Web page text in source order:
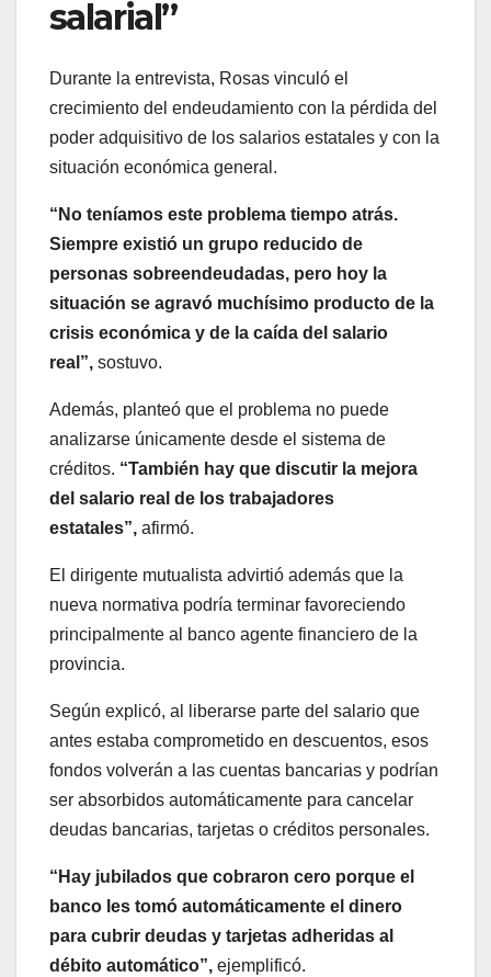
salarial”
Durante la entrevista, Rosas vinculó el
crecimiento del endeudamiento con la pérdida del
poder adquisitivo de los salarios estatales y con la
situación económica general.
“No teníamos este problema tiempo atrás.
Siempre existió un grupo reducido de
personas sobreendeudadas, pero hoy la
situación se agravó muchísimo producto de la
crisis económica y de la caída del salario
real”, sostuvo.
Además, planteó que el problema no puede
analizarse únicamente desde el sistema de
créditos. “También hay que discutir la mejora
del salario real de los trabajadores
estatales”, afirmó.
El dirigente mutualista advirtió además que la
nueva normativa podría terminar favoreciendo
principalmente al banco agente financiero de la
provincia.
Según explicó, al liberarse parte del salario que
antes estaba comprometido en descuentos, esos
fondos volverán a las cuentas bancarias y podrían
ser absorbidos automáticamente para cancelar
deudas bancarias, tarjetas o créditos personales.
“Hay jubilados que cobraron cero porque el
banco les tomó automáticamente el dinero
para cubrir deudas y tarjetas adheridas al
débito automático”, ejemplificó.